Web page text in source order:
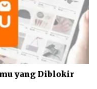
yang Diblokir